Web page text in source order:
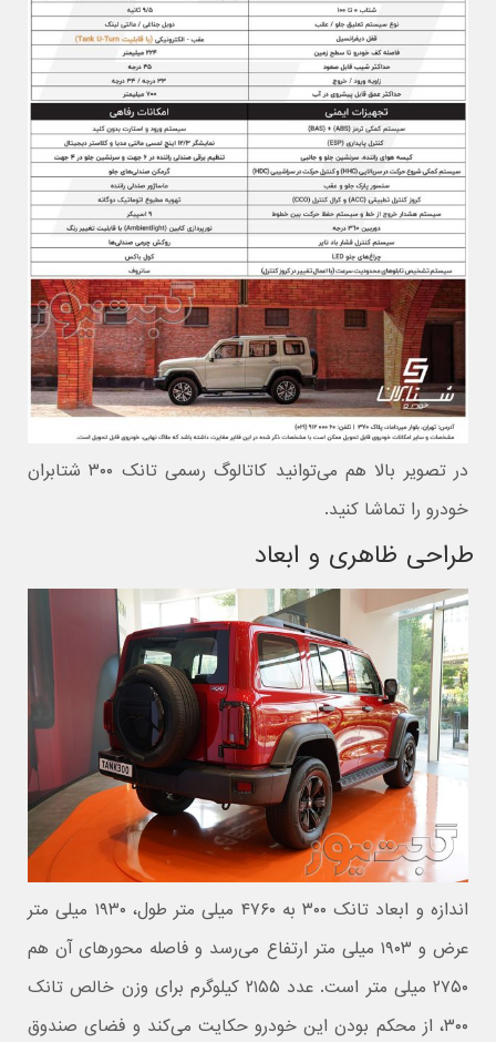
در تصویر بالا هم می‌توانید کاتالوگ رسمی تانک ۳۰۰ شتابران
خودرو را تماشا کنید.
طراحی ظاهری و ابعاد
اندازه و ابعاد تانک ۳۰۰ به ۴۷۶۰ میلی متر طول، ۱۹۳۰ میلی متر
عرض و ۱۹۰۳ میلی متر ارتفاع می‌رسد و فاصله محورهای آن هم
۲۷۵۰ میلی متر است. عدد ۲۱۵۵ کیلوگرم برای وزن خالص تانک
۳۰۰، از محکم بودن این خودرو حکایت می‌کند و فضای صندوق